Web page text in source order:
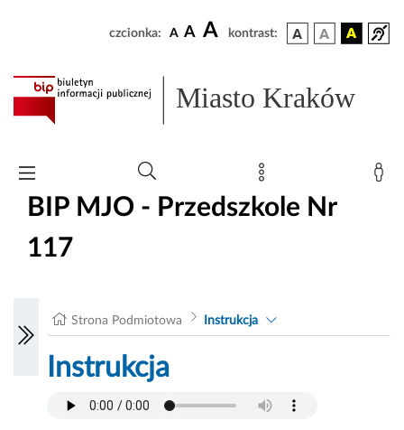
czcionka: A A A kontrast:
Miasto Kraków
BIP MJO - Przedszkole Nr
117
Strona Podmiotowa Instrukcja
Instrukcja